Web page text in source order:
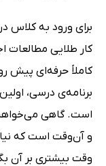
برای ورود به کلاس
کار طلایی مطالعات
کاملاً حرفه‌ای پیش
برنامه‌ی درسی،
است. گاهی
و آن‌وقت است که
وقت بیشتری بر آن